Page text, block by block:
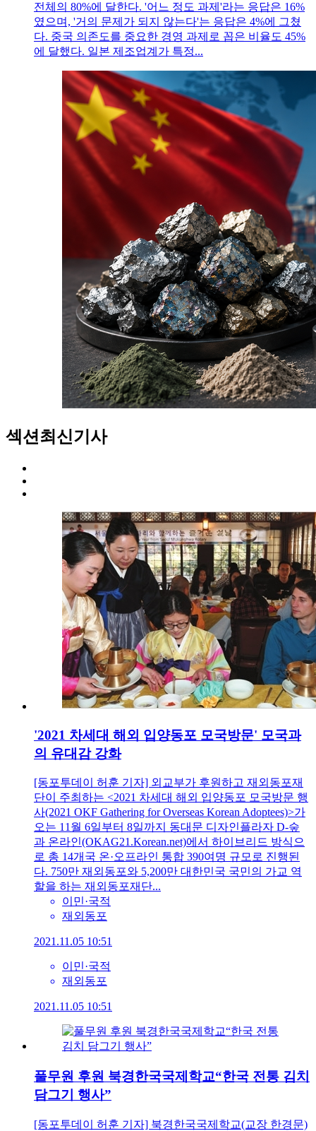
전체의 80%에 달한다. '어느 정도 과제'라는 응답은 16%
였으며, '거의 문제가 되지 않는다'는 응답은 4%에 그쳤
다. 중국 의존도를 중요한 경영 과제로 꼽은 비율도 45%
에 달했다. 일본 제조업계가 특정...
섹션최신기사
'2021 차세대 해외 입양동포 모국방문' 모국과
의 유대감 강화
[동포투데이 허훈 기자] 외교부가 후원하고 재외동포재
단이 주최하는 <2021 차세대 해외 입양동포 모국방문 행
사(2021 OKF Gathering for Overseas Korean Adoptees)>가
오는 11월 6일부터 8일까지 동대문 디자인플라자 D-숲
과 온라인(OKAG21.Korean.net)에서 하이브리드 방식으
로 총 14개국 온·오프라인 통합 390여명 규모로 진행된
다. 750만 재외동포와 5,200만 대한민국 국민의 가교 역
할을 하는 재외동포재단...
이민·국적
재외동포
2021.11.05 10:51
이민·국적
재외동포
2021.11.05 10:51
풀무원 후원 북경한국국제학교“한국 전통 김치
담그기 행사”
[동포투데이 허훈 기자] 북경한국국제학교(교장 한경문)